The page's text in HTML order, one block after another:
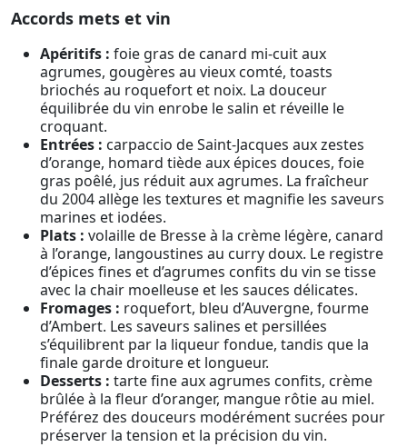
Accords mets et vin
Apéritifs : foie gras de canard mi-cuit aux
agrumes, gougères au vieux comté, toasts
briochés au roquefort et noix. La douceur
équilibrée du vin enrobe le salin et réveille le
croquant.
Entrées : carpaccio de Saint-Jacques aux zestes
d’orange, homard tiède aux épices douces, foie
gras poêlé, jus réduit aux agrumes. La fraîcheur
du 2004 allège les textures et magnifie les saveurs
marines et iodées.
Plats : volaille de Bresse à la crème légère, canard
à l’orange, langoustines au curry doux. Le registre
d’épices fines et d’agrumes confits du vin se tisse
avec la chair moelleuse et les sauces délicates.
Fromages : roquefort, bleu d’Auvergne, fourme
d’Ambert. Les saveurs salines et persillées
s’équilibrent par la liqueur fondue, tandis que la
finale garde droiture et longueur.
Desserts : tarte fine aux agrumes confits, crème
brûlée à la fleur d’oranger, mangue rôtie au miel.
Préférez des douceurs modérément sucrées pour
préserver la tension et la précision du vin.